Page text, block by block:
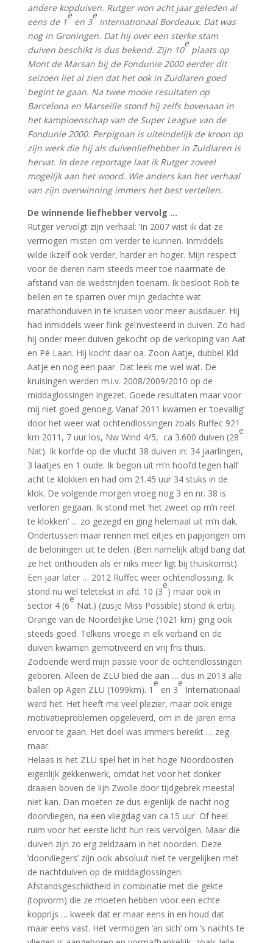
andere kopduiven. Rutger won acht jaar geleden al
eens de 1
e
en 3
e
internationaal Bordeaux. Dat was
nog in Groningen. Dat hij over een sterke stam
duiven beschikt is dus bekend. Zijn 10
e
plaats op
Mont de Marsan bij de Fondunie 2000 eerder dit
seizoen liet al zien dat het ook in Zuidlaren goed
begint te gaan. Na twee mooie resultaten op
Barcelona en Marseille stond hij zelfs bovenaan in
het kampioenschap van de Super League van de
Fondunie 2000. Perpignan is uiteindelijk de kroon op
zijn werk die hij als duivenliefhebber in Zuidlaren is
hervat. In deze reportage laat ik Rutger zoveel
mogelijk aan het woord. Wie anders kan het verhaal
van zijn overwinning immers het best vertellen.
De winnende liefhebber vervolg …
Rutger vervolgt zijn verhaal: ‘In 2007 wist ik dat ze
vermogen misten om verder te kunnen. Inmiddels
wilde ikzelf ook verder, harder en hoger. Mijn respect
voor de dieren nam steeds meer toe naarmate de
afstand van de wedstrijden toenam. Ik besloot Rob te
bellen en te sparren over mijn gedachte wat
marathonduiven in te kruisen voor meer ausdauer. Hij
had inmiddels weer flink geïnvesteerd in duiven. Zo had
hij onder meer duiven gekocht op de verkoping van Aat
en Pé Laan. Hij kocht daar oa. Zoon Aatje, dubbel Kld
Aatje en nog een paar. Dat leek me wel wat. De
kruisingen werden m.i.v. 2008/2009/2010 op de
middaglossingen ingezet. Goede resultaten maar voor
mij niet goed genoeg. Vanaf 2011 kwamen er ‘toevallig’
door het weer wat ochtendlossingen zoals Ruffec 921
km 2011, 7 uur los, Nw Wind 4/5, ca 3.600 duiven (28
e
Nat). Ik korfde op die vlucht 38 duiven in: 34 jaarlingen,
3 laatjes en 1 oude. Ik begon uit m’n hoofd tegen half
acht te klokken en had om 21.45 uur 34 stuks in de
klok. De volgende morgen vroeg nog 3 en nr. 38 is
verloren gegaan. Ik stond met ‘het zweet op m’n reet
te klokken’ … zo gezegd en ging helemaal uit m’n dak.
Ondertussen maar rennen met eitjes en papjongen om
de beloningen uit te delen. (Ben namelijk altijd bang dat
ze het onthouden als er niks meer ligt bij thuiskomst).
Een jaar later … 2012 Ruffec weer ochtendlossing. Ik
stond nu wel teletekst in afd. 10 (3
e
) maar ook in
sector 4 (6
e
Nat.) (zusje Miss Possible) stond ik erbij.
Orange van de Noordelijke Unie (1021 km) ging ook
steeds goed. Telkens vroege in elk verband en de
duiven kwamen gemotiveerd en vrij fris thuis.
Zodoende werd mijn passie voor de ochtendlossingen
geboren. Alleen de ZLU bied die aan … dus in 2013 alle
ballen op Agen ZLU (1099km). 1
e
en 3
e
Internationaal
werd het. Het heeft me veel plezier, maar ook enige
motivatieproblemen opgeleverd, om in de jaren erna
ervoor te gaan. Het doel was immers bereikt … zeg
maar.
Helaas is het ZLU spel het in het hoge Noordoosten
eigenlijk gekkenwerk, omdat het voor het donker
draaien boven de lijn Zwolle door tijdgebrek meestal
niet kan. Dan moeten ze dus eigenlijk de nacht nog
doorvliegen, na een vliegdag van ca.15 uur. Of heel
ruim voor het eerste licht hun reis vervolgen. Maar die
duiven zijn zo erg zeldzaam in het noorden. Deze
‘doorvliegers’ zijn ook absoluut niet te vergelijken met
de nachtduiven op de middaglossingen.
Afstandsgeschiktheid in combinatie met die gekte
(topvorm) die ze moeten hebben voor een echte
kopprijs … kweek dat er maar eens in en houd dat
maar eens vast. Het vermogen ‘an sich’ om ‘s nachts te